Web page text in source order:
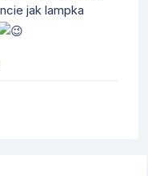
jak lampka